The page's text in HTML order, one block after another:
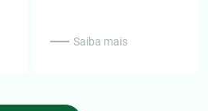
Saiba mais